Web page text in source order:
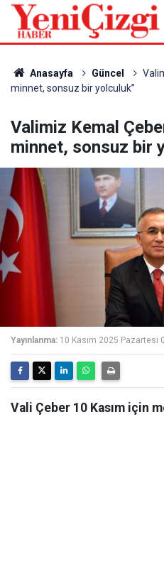
Anasayfa Güncel
minnet, sonsuz bir yolculuk”
Valimiz Kemal
minnet, sonsuz bir
Yayınlanma: 10 Kasım 2025 Pazartesi
Vali Çeber 10 Kasım için